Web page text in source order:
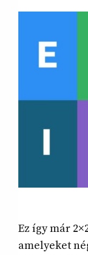
Ez így már
amelyeket